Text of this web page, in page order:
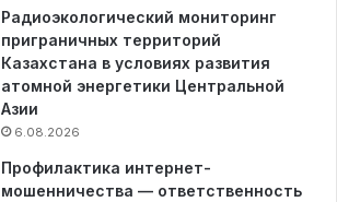
Радиоэкологический мониторинг
приграничных территорий
Казахстана в условиях развития
атомной энергетики Центральной
Азии
6.08.2026
Профилактика интернет-
мошенничества — ответственность